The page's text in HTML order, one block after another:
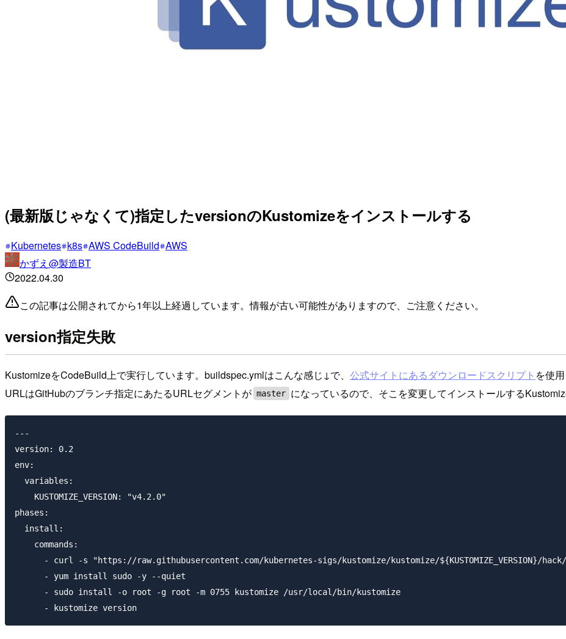
(最新版じゃなくて)指定したversionのKustomizeをインストールする
Kubernetes k8s AWS CodeBuild AWS
かずえ@製造BT
2022.04.30
この記事は公開されてから1年以上経過しています。情報が古い可能性がありますので、ご注意ください。
version指定失敗
KustomizeをCodeBuild上で実行しています。buildspec.ymlはこんな感じ↓で、 公式サイトにあるダウンロードスクリプト を使
URLはGitHubのブランチ指定にあたるURLセグメントが master になっているので、そこを変更してインストールする
---
version: 0.2
env:
  variables:
    KUSTOMIZE_VERSION: "v4.2.0"
phases:
  install:
    commands:
- curl -s "https://raw.githubusercontent.com/kubernetes-sigs/kustomize/kustomize/${KUSTOMIZE_VERSION}/
      - yum install sudo -y --quiet
      - sudo install -o root -g root -m 0755 kustomize /usr/local/bin/kustomize